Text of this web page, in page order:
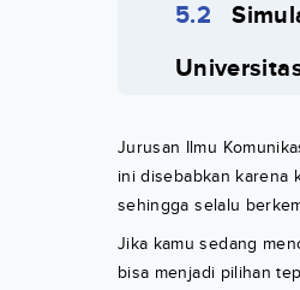
Jurusan Ilmu
ini disebabkan karena
sehingga selalu
Jika kamu sedang
bisa menjadi pilihan